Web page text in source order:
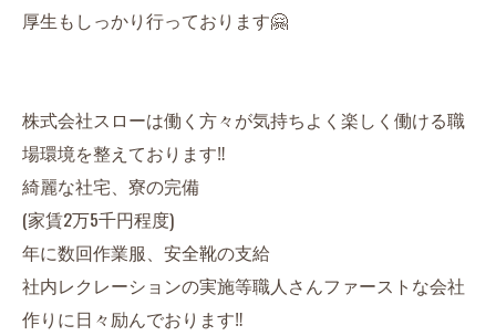
厚生もしっかり行っております🤗
株式会社スローは働く方々が気持ちよく楽しく働ける職
場環境を整えております‼️
綺麗な社宅、寮の完備
(家賃2万5千円程度)
年に数回作業服、安全靴の支給
社内レクレーションの実施等職人さんファーストな会社
作りに日々励んでおります‼️